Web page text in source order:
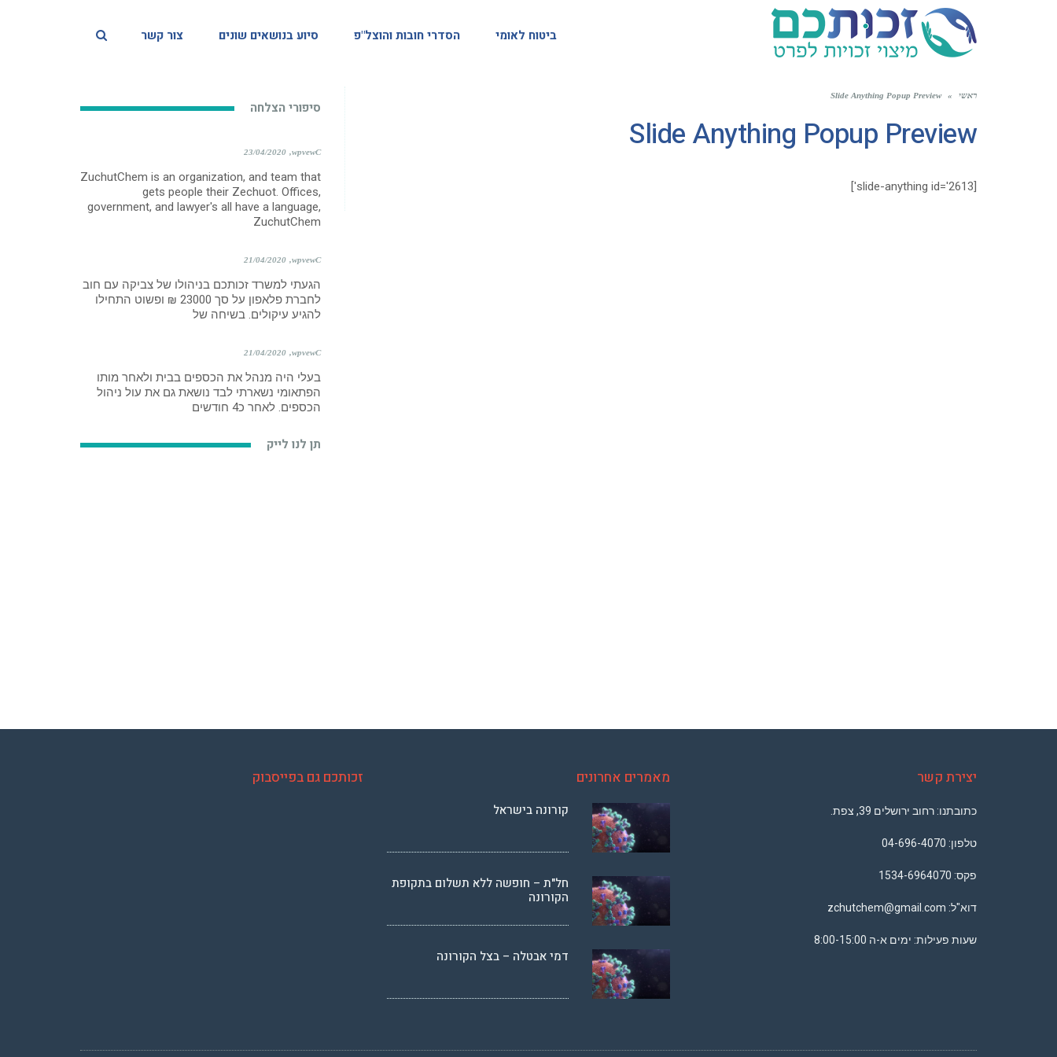
ביטוח לאומי הסדרי חובות והוצל"פ סיוע בנושאים שונים צור קשר
ראשי »
Slide Anything Popup Preview
Slide Anything Popup Preview
[slide-anything id='2613']
סיפורי הצלחה
wpvewC
23/04/2020
ZuchutChem is an organization, and team that
gets people their Zechuot. Offices,
government, and lawyer's all have a language,
ZuchutChem
wpvewC
21/04/2020
הגעתי למשרד זכותכם בניהולו של צביקה עם חוב
לחברת פלאפון על סך 23000 ₪ ופשוט התחילו
להגיע עיקולים. בשיחה של
wpvewC
21/04/2020
בעלי היה מנהל את הכספים בבית ולאחר מותו
הפתאומי נשארתי לבד נושאת גם את עול ניהול
הכספים. לאחר כ4 חודשים
תן לנו לייק
יצירת קשר
כתובתנו: רחוב ירושלים 39, צפת.
טלפון: ‏ 04-696-4070
פקס: 1534-6964070
דוא"ל: zchutchem@gmail.com‬
שעות פעילות: ימים א-ה 8:00-15:00
מאמרים אחרונים
קורונה בישראל
חל"ת – חופשה ללא תשלום בתקופת
הקורונה
דמי אבטלה – בצל הקורונה
זכותכם גם בפייסבוק